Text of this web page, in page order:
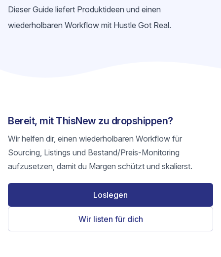
Dieser Guide liefert Produktideen und einen
wiederholbaren Workflow mit Hustle Got Real.
Bereit, mit ThisNew zu dropshippen?
Wir helfen dir, einen wiederholbaren Workflow für
Sourcing, Listings und Bestand/Preis-Monitoring
aufzusetzen, damit du Margen schützt und skalierst.
Loslegen
Wir listen für dich